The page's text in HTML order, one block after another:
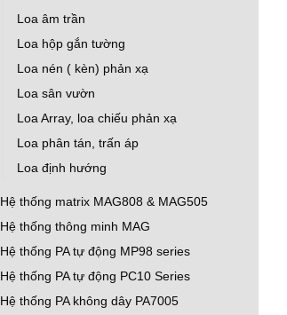
Loa âm trần
Loa hộp gắn tường
Loa nén ( kèn) phản xạ
Loa sân vườn
Loa Array, loa chiếu phản xạ
Loa phân tán, trấn áp
Loa định hướng
Hệ thống matrix MAG808 & MAG505
Hệ thống thông minh MAG
Hệ thống PA tự động MP98 series
Hệ thống PA tự động PC10 Series
Hệ thống PA không dây PA7005